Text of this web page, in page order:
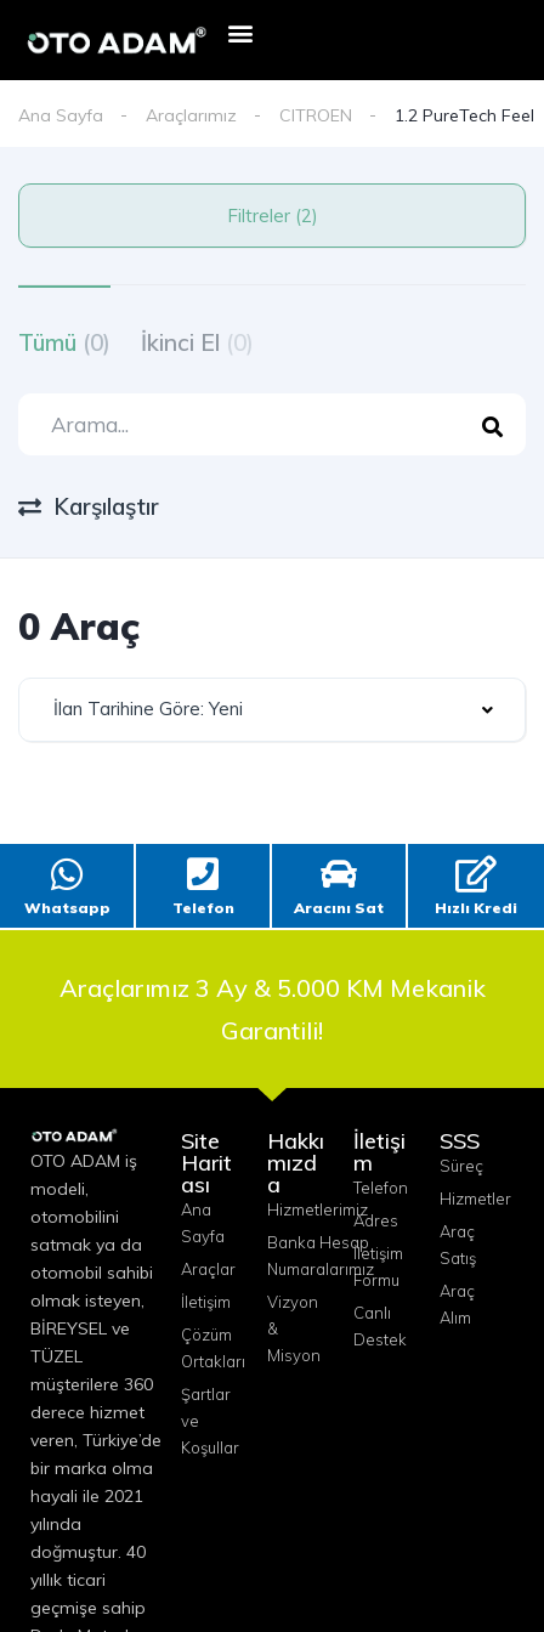
Ana Sayfa Araçlarımız CITROEN 1.2 PureTech Feel
Filtreler (2)
Tümü (0) İkinci El (0)
Karşılaştır
0 Araç
İlan Tarihine Göre: Yeni
Whatsapp Telefon Aracını Sat Hızlı Kredi
Araçlarımız 3 Ay & 5.000 KM Mekanik
Garantili!
OTO ADAM iş
modeli,
otomobilini
satmak ya da
otomobil sahibi
olmak isteyen,
BİREYSEL ve
TÜZEL
müşterilere 360
derece hizmet
veren, Türkiye’de
bir marka olma
hayali ile 2021
yılında
doğmuştur. 40
yıllık ticari
geçmişe sahip
Site
Harit
ası
Ana
Sayfa
Araçlar
İletişim
Çözüm
Ortakları
Şartlar
ve
Koşullar
Hakkı
mızd
a
Hizmetlerimiz
Banka Hesap
Numaralarımız
Vizyon
&
Misyon
İletişi
m
Telefon
Adres
İletişim
Formu
Canlı
Destek
SSS
Süreç
Hizmetler
Araç
Satış
Araç
Alım